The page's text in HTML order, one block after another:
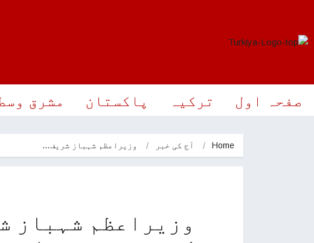
صفحہ اول ترکیہ پاکستان مشرق
Home آج کی خبر وزیراعظم شہباز شریف…
وزیراعظم شہباز